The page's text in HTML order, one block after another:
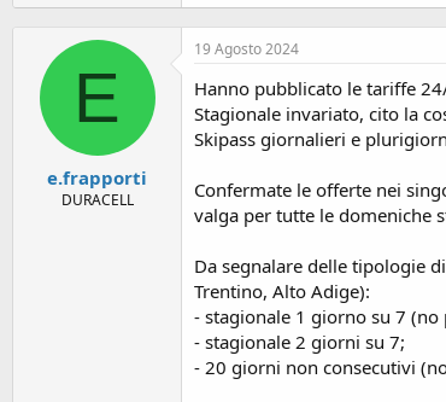
E
e.frapporti
DURACELL
19 Agosto 2024
Hanno pubblicato le tariffe
Stagionale invariato, cito la
Skipass giornalieri e
Confermate le offerte nei
valga per tutte le domeniche
Da segnalare delle tipologie
Trentino, Alto Adige):
- stagionale 1 giorno su 7 (no
- stagionale 2 giorni su 7;
- 20 giorni non consecutivi